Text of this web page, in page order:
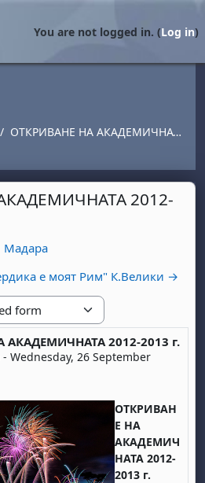
You are not logged in. (Log in)
ОТКРИВАНЕ НА АКАДЕМИЧНАТА 2012-2013 г.
2012-
Мадара
е моят Рим" К.Велики →
АКАДЕМИЧНАТА 2012-2013 г.
- Wednesday, 26 September
0
ОТКРИВАН
Е НА
АКАДЕМИЧ
НАТА 2012-
2013 г.